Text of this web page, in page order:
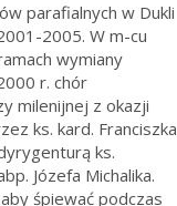
parafialnych w Dukli
2005. W m-cu
wymiany
r. chór
milenijnej z okazji
ks. kard. Franciszka
ks.
Józefa Michalika.
śpiewać podczas